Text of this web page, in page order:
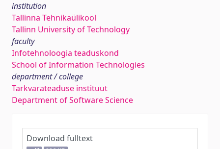
institution
Tallinna Tehnikaülikool
Tallinn University of Technology
faculty
Infotehnoloogia teaduskond
School of Information Technologies
department / college
Tarkvarateaduse instituut
Department of Software Science
Download fulltext